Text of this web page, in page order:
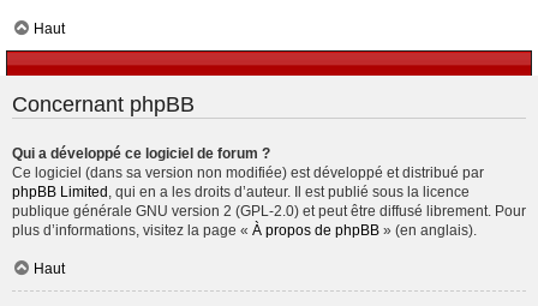
Haut
Concernant phpBB
Qui a développé ce logiciel de forum ?
Ce logiciel (dans sa version non modifiée) est développé et distribué par
phpBB Limited , qui en a les droits d’auteur. Il est publié sous la licence
publique générale GNU version 2 (GPL-2.0) et peut être diffusé librement. Pour
plus d’informations, visitez la page « À propos de phpBB » (en anglais).
Haut